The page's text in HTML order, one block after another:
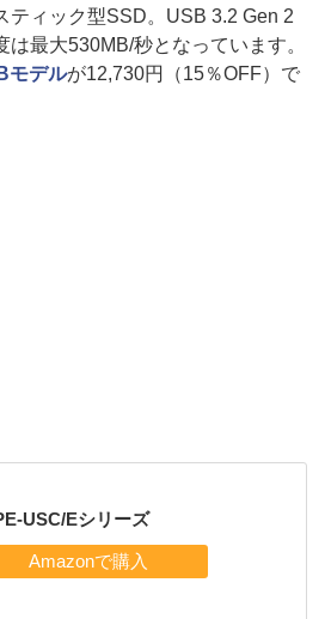
ティック型SSD。USB 3.2 Gen 2
最大530MB/秒となっています。
モデルが12,730円（15％OFF）で
USC/Eシリーズ